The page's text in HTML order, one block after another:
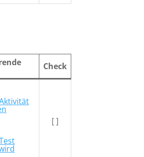
Check
[ ]